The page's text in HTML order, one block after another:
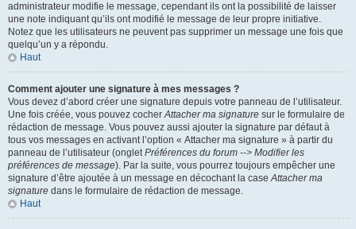
administrateur modifie le message, cependant ils ont la possibilité de laisser
une note indiquant qu’ils ont modifié le message de leur propre initiative.
Notez que les utilisateurs ne peuvent pas supprimer un message une fois que
quelqu’un y a répondu.
Haut
Comment ajouter une signature à mes messages ?
Vous devez d’abord créer une signature depuis votre panneau de l’utilisateur.
Une fois créée, vous pouvez cocherAttacher ma signature sur le formulaire de
rédaction de message. Vous pouvez aussi ajouter la signature par défaut à
tous vos messages en activant l’option « Attacher ma signature » à partir du
panneau de l’utilisateur (ongletPréférences du forum --> Modifier les
préférences de message). Par la suite, vous pourrez toujours empêcher une
signature d’être ajoutée à un message en décochant la caseAttacher ma
signature dans le formulaire de rédaction de message.
Haut